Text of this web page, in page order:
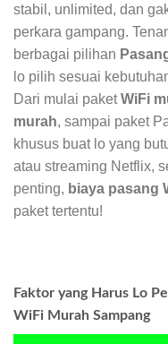
stabil, unlimited, dan
perkara gampang.
berbagai pilihan
lo pilih sesuai
Dari mulai paketWiFi
murah, sampai paket
khusus buat lo yang
atau streaming Netflix,
penting, biaya pasang
paket tertentu!
Faktor yang Harus Lo
WiFi Murah Sampang